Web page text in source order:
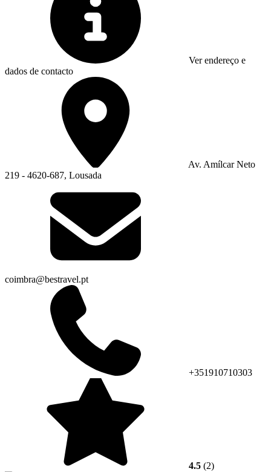
Ver endereço e
dados de contacto
Av. Amílcar Neto
219 - 4620-687, Lousada
coimbra@bestravel.pt
+351910710303
4.5 (2)